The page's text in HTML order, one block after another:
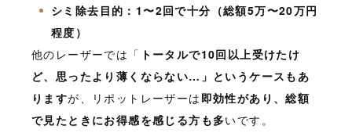
シミ除去目的：1〜2回で十分（総額5万〜20万円
程度）
他のレーザーでは「 トータルで10回以上受けたけ
ど、思ったより薄くならない…」というケースもあ
りますが、リポットレーザーは即効性があり、総額
で見たときにお得感を感じる方も多いです。